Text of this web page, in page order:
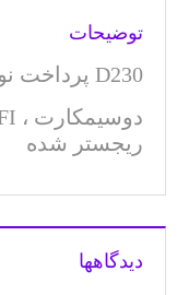
توضیحات
D230 پرداخت نوین باگارانتی ۱ ساله
ریجستر شده
دیدگاهها